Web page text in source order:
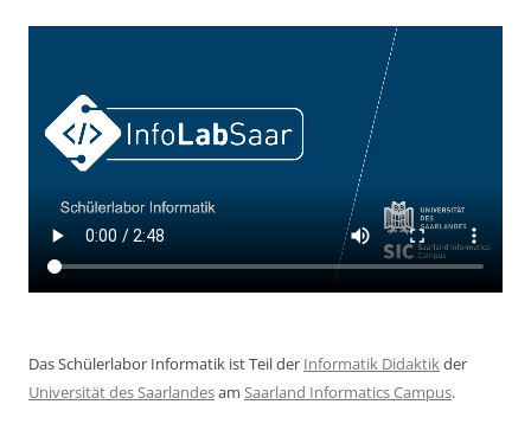
Das Schülerlabor Informatik ist Teil der Informatik Didaktikder
Universität des Saarlandesam Saarland Informatics Campus.